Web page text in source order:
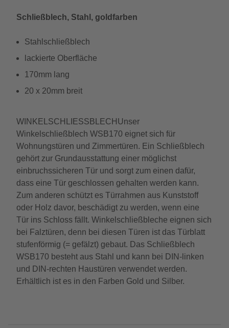
Schließblech, Stahl, goldfarben
Stahlschließblech
lackierte Oberfläche
170mm lang
20 x 20mm breit
WINKELSCHLIESSBLECHUnser
Winkelschließblech WSB170 eignet sich für
Wohnungstüren und Zimmertüren. Ein Schließblech
gehört zur Grundausstattung einer möglichst
einbruchssicheren Tür und sorgt zum einen dafür,
dass eine Tür geschlossen gehalten werden kann.
Zum anderen schützt es Türrahmen aus Kunststoff
oder Holz davor, beschädigt zu werden, wenn eine
Tür ins Schloss fällt. Winkelschließbleche eignen sich
bei Falztüren, denn bei diesen Türen ist das Türblatt
stufenförmig (= gefälzt) gebaut. Das Schließblech
WSB170 besteht aus Stahl und kann bei DIN-linken
und DIN-rechten Haustüren verwendet werden.
Erhältlich ist es in den Farben Gold und Silber.